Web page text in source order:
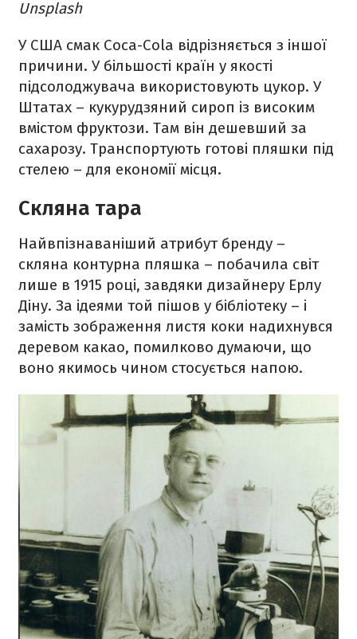
Unsplash
У США смак Coca-Cola відрізняється з іншої
причини. У більшості країн у якості
підсолоджувача використовують цукор. У
Штатах – кукурудзяний сироп із високим
вмістом фруктози. Там він дешевший за
сахарозу. Транспортують готові пляшки під
стелею – для економії місця.
Скляна тара
Найвпізнаваніший атрибут бренду –
скляна контурна пляшка – побачила світ
лише в 1915 році, завдяки дизайнеру Ерлу
Діну. За ідеями той пішов у бібліотеку – і
замість зображення листя коки надихнувся
деревом какао, помилково думаючи, що
воно якимось чином стосується напою.